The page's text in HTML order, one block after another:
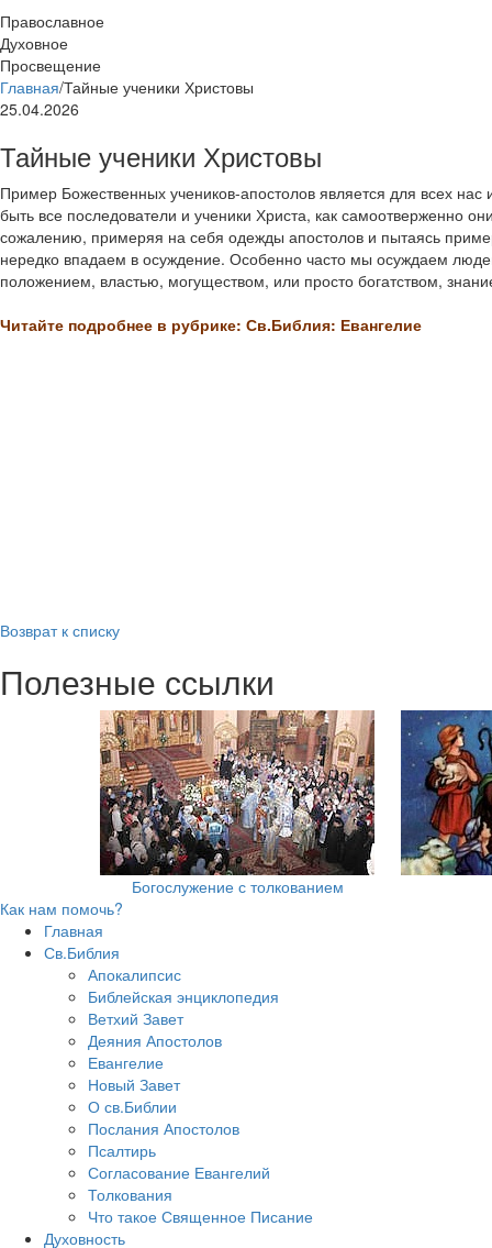
Православное
Духовное
Просвещение
Главная/Тайные ученики Христовы
25.04.2026
Тайные ученики Христовы
Пример Божественных учеников-апостолов является для всех
быть все последователи и ученики Христа, как самоотверженно
сожалению, примеряя на себя одежды апостолов и пытаясь
нередко впадаем в осуждение. Особенно часто мы осуждаем
положением, властью, могуществом, или просто богатством,
Читайте подробнее в рубрике: Св.Библия: Евангелие
Возврат к списку
Полезные ссылки
Богослужение с толкованием
Как нам помочь?
Главная
Св.Библия
Апокалипсис
Библейская энциклопедия
Ветхий Завет
Деяния Апостолов
Евангелие
Новый Завет
О св.Библии
Послания Апостолов
Псалтирь
Согласование Евангелий
Толкования
Что такое Священное Писание
Духовность